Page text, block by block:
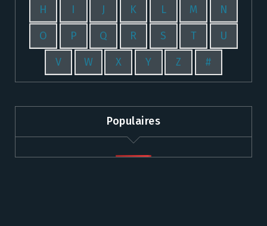
H I J K L M N
O P Q R S T U
V W X Y Z #
Populaires